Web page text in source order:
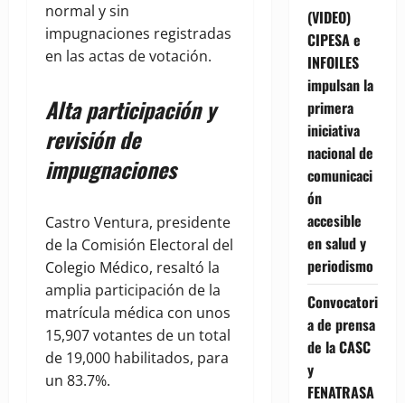
normal y sin
impugnaciones registradas
en las actas de votación.
Alta participación y
revisión de
impugnaciones
Castro Ventura, presidente
de la Comisión Electoral del
Colegio Médico, resaltó la
amplia participación de la
matrícula médica con unos
15,907 votantes de un total
de 19,000 habilitados, para
un 83.7%.
(VIDEO)
CIPESA e
INFOILES
impulsan la
primera
iniciativa
nacional de
comunicaci
ón
accesible
en salud y
periodismo
Convocatori
a de prensa
de la CASC
y
FENATRASA